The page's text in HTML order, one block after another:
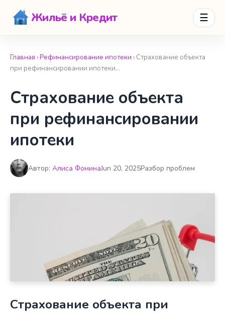
Жильё и Кредит ☰
Главная ›Рефинансирование ипотеки › Страхование объекта
при рефинансировании ипотеки…
Страхование объекта
при рефинансировании
ипотеки
Автор: Алиса ФоминаJun 20, 2025Разбор проблем
Страхование объекта при